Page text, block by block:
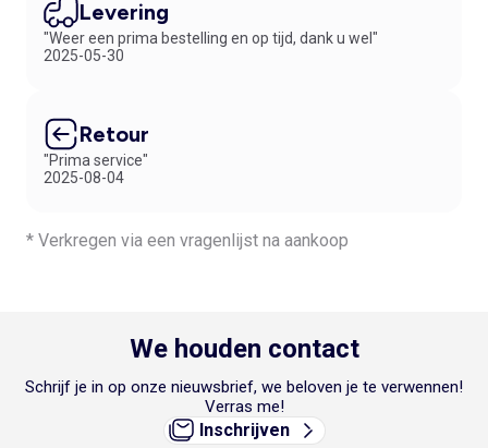
Levering
"Weer een prima bestelling en op tijd, dank u wel"
2025-05-30
Retour
"Prima service"
2025-08-04
* Verkregen via een vragenlijst na aankoop
We houden contact
Schrijf je in op onze nieuwsbrief, we beloven je te verwennen!
Verras me!
Inschrijven